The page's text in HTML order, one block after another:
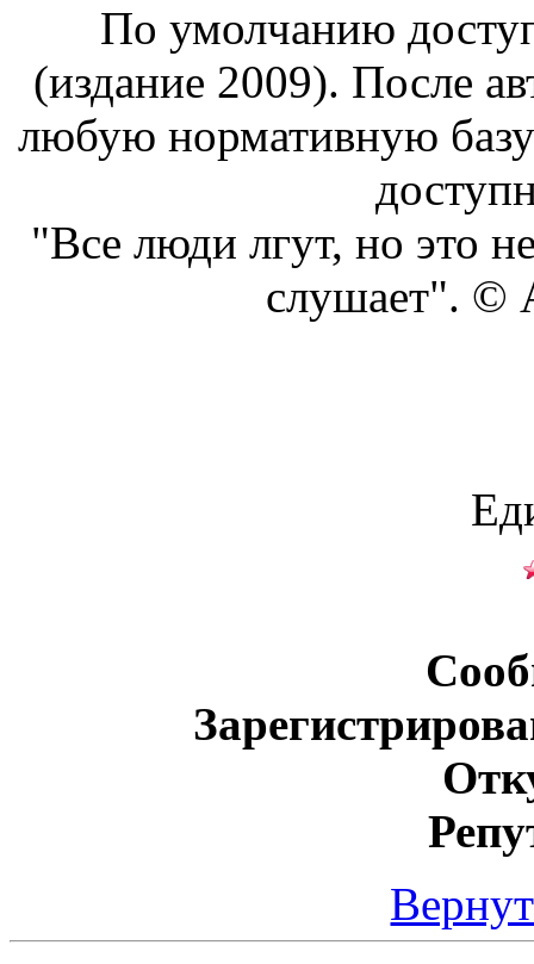
По умолчанию
(издание 2009). После
любую нормативную
"Все люди лгут, но это
слушает". ©